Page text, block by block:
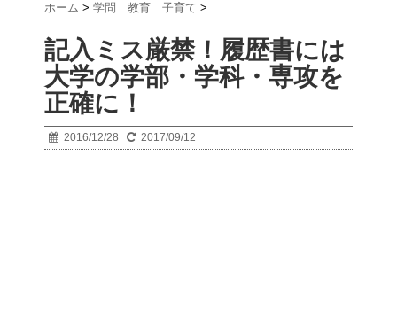
ホーム > 学問 教育 子育て >
記入ミス厳禁！履歴書には
大学の学部・学科・専攻を
正確に！
2016/12/28 2017/09/12